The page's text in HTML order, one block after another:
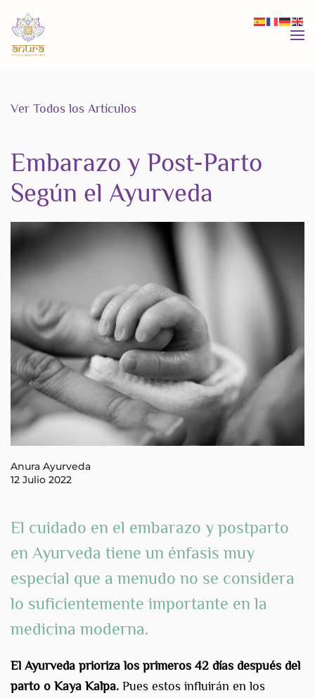
Skip to main content
Ver Todos los Artículos
Embarazo y Post-Parto
Según el Ayurveda
Anura Ayurveda
12 Julio 2022
El cuidado en el embarazo y postparto
en Ayurveda tiene un énfasis muy
especial que a menudo no se considera
lo suficientemente importante en la
medicina moderna.
El Ayurveda prioriza los primeros 42 días después del
parto o Kaya Kalpa. Pues estos influirán en los